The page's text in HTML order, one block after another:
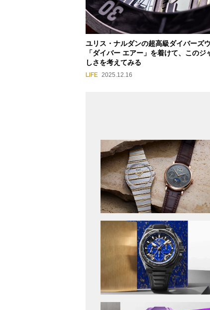
ユリス・ナルダンの超高級ダイバーズ
「ダイバー エアー」を着けて、このジ
しさを考えてみる
LIFE 2025.12.16